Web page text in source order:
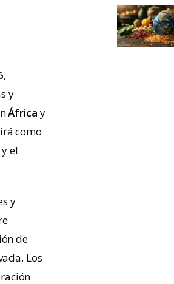
,
y
África y
como
el
y
de
Los